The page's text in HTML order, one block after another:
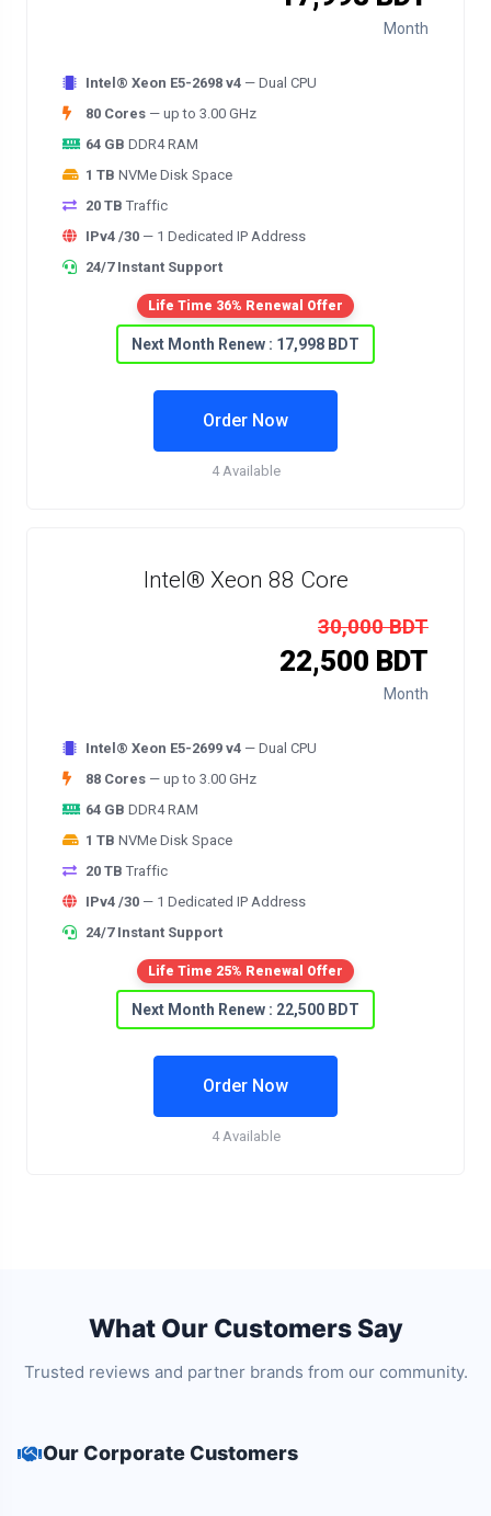
Month
Intel® Xeon E5-2698 v4 — Dual CPU
80 Cores — up to 3.00 GHz
64 GB DDR4 RAM
1 TB NVMe Disk Space
20 TB Traffic
IPv4 /30 — 1 Dedicated IP Address
24/7 Instant Support
Life Time 36% Renewal Offer
Next Month Renew : 17,998 BDT
Order Now
4 Available
Intel® Xeon 88 Core
30,000 BDT
22,500 BDT
Month
Intel® Xeon E5-2699 v4 — Dual CPU
88 Cores — up to 3.00 GHz
64 GB DDR4 RAM
1 TB NVMe Disk Space
20 TB Traffic
IPv4 /30 — 1 Dedicated IP Address
24/7 Instant Support
Life Time 25% Renewal Offer
Next Month Renew : 22,500 BDT
Order Now
4 Available
What Our Customers Say
Trusted reviews and partner brands from our community.
Our Corporate Customers